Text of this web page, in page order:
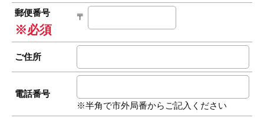
郵便番号
※必須
〒
ご住所
電話番号
※半角で市外局番からご記入ください